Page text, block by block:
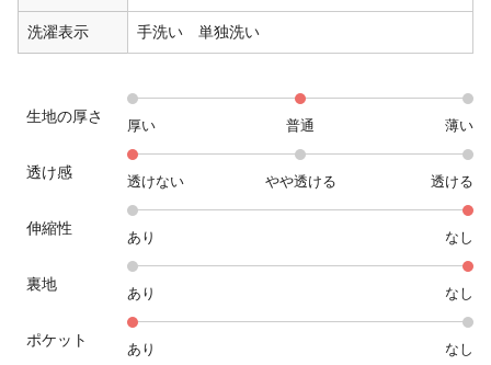
洗濯表示 手洗い 単独洗い
生地の厚さ
厚い 普通 薄い
透け感
透けない やや透ける 透ける
伸縮性
あり なし
裏地
あり なし
ポケット
あり なし